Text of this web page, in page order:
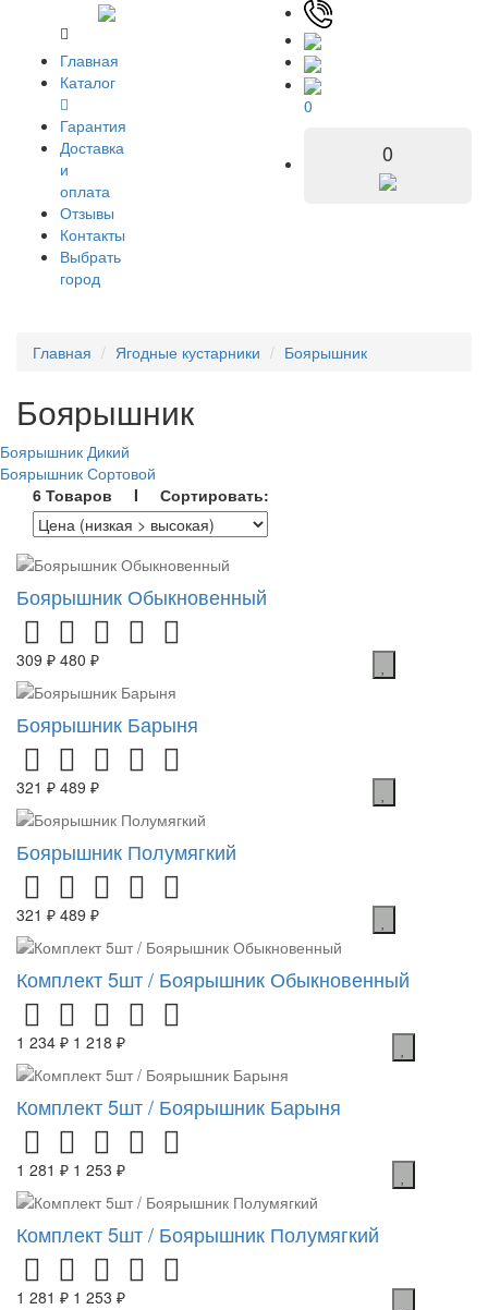
Главная
Каталог
Гарантия
Доставка
и
оплата
Отзывы
Контакты
Выбрать
город
0
0
Главная Ягодные кустарники Боярышник
Боярышник
Боярышник Дикий
Боярышник Сортовой
6 Товаров I Сортировать:
Боярышник Обыкновенный
309 ₽ 480 ₽
Боярышник Барыня
321 ₽ 489 ₽
Боярышник Полумягкий
321 ₽ 489 ₽
Комплект 5шт / Боярышник Обыкновенный
1 234 ₽ 1 218 ₽
Комплект 5шт / Боярышник Барыня
1 281 ₽ 1 253 ₽
Комплект 5шт / Боярышник Полумягкий
1 281 ₽ 1 253 ₽